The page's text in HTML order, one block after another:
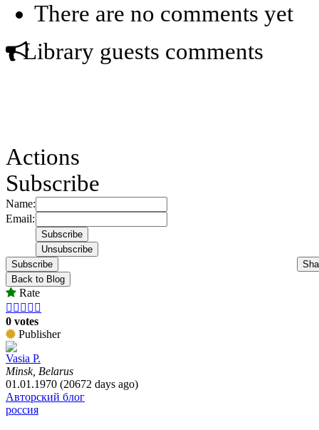
There are no comments yet
Library guests comments
Actions
Subscribe
Name:
Email:
Subscribe
Back to Blog
Rate
    
0 votes
Publisher
Vasia P.
Minsk, Belarus
01.01.1970 (20672 days ago)
Авторский блог
россия